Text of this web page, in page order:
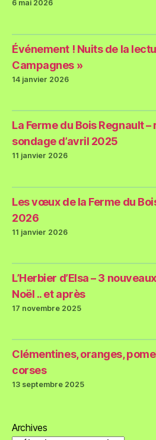
6 mai 2026
Événement ! Nuits de la
Campagnes »
14 janvier 2026
La Ferme du Bois Regnault
sondage d’avril 2025
11 janvier 2026
Les vœux de la Ferme du
2026
11 janvier 2026
L’Herbier d’Elsa – 3
Noël .. et après
17 novembre 2025
Clémentines, oranges,
corses
13 septembre 2025
Archives